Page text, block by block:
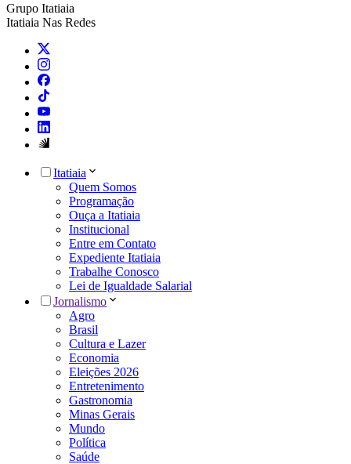
Grupo Itatiaia
Itatiaia Nas Redes
Itatiaia
Quem Somos
Programação
Ouça a Itatiaia
Institucional
Entre em Contato
Expediente Itatiaia
Trabalhe Conosco
Lei de Igualdade Salarial
Jornalismo
Agro
Brasil
Cultura e Lazer
Economia
Eleições 2026
Entretenimento
Gastronomia
Minas Gerais
Mundo
Política
Saúde